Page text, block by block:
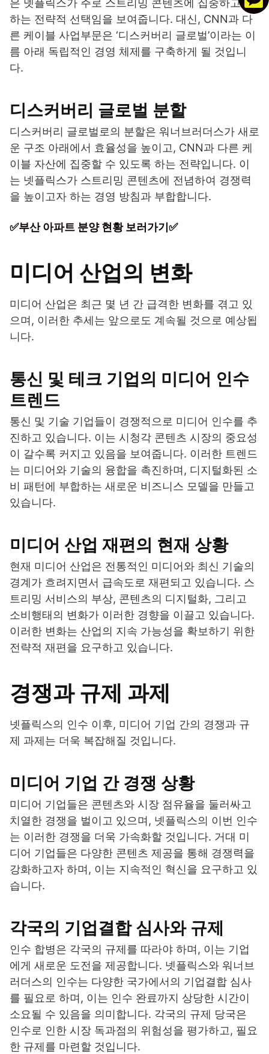
은 넷플릭스가 주로 스트리밍 콘텐츠에 집중하고자
하는 전략적 선택임을 보여줍니다. 대신, CNN과 다
른 케이블 사업부문은 ‘디스커버리 글로벌’이라는 이
름 아래 독립적인 경영 체제를 구축하게 될 것입니
다.
디스커버리 글로벌 분할
디스커버리 글로벌로의 분할은 워너브러더스가 새로
운 구조 아래에서 효율성을 높이고, CNN과 다른 케
이블 자산에 집중할 수 있도록 하는 전략입니다. 이
는 넷플릭스가 스트리밍 콘텐츠에 전념하여 경쟁력
을 높이고자 하는 경영 방침과 부합합니다.
✅부산 아파트 분양 현황 보러가기✅
미디어 산업의 변화
미디어 산업은 최근 몇 년 간 급격한 변화를 겪고 있
으며, 이러한 추세는 앞으로도 계속될 것으로 예상됩
니다.
통신 및 테크 기업의 미디어 인수
트렌드
통신 및 기술 기업들이 경쟁적으로 미디어 인수를 추
진하고 있습니다. 이는 시청각 콘텐츠 시장의 중요성
이 갈수록 커지고 있음을 보여줍니다. 이러한 트렌드
는 미디어와 기술의 융합을 촉진하며, 디지털화된 소
비 패턴에 부합하는 새로운 비즈니스 모델을 만들고
있습니다.
미디어 산업 재편의 현재 상황
현재 미디어 산업은 전통적인 미디어와 최신 기술의
경계가 흐려지면서 급속도로 재편되고 있습니다. 스
트리밍 서비스의 부상, 콘텐츠의 디지털화, 그리고
소비행태의 변화가 이러한 경향을 이끌고 있습니다.
이러한 변화는 산업의 지속 가능성을 확보하기 위한
전략적 재편을 요구하고 있습니다.
경쟁과 규제 과제
넷플릭스의 인수 이후, 미디어 기업 간의 경쟁과 규
제 과제는 더욱 복잡해질 것입니다.
미디어 기업 간 경쟁 상황
미디어 기업들은 콘텐츠와 시장 점유율을 둘러싸고
치열한 경쟁을 벌이고 있으며, 넷플릭스의 이번 인수
는 이러한 경쟁을 더욱 가속화할 것입니다. 거대 미
디어 기업들은 다양한 콘텐츠 제공을 통해 경쟁력을
강화하고자 하며, 이는 지속적인 혁신을 요구하고 있
습니다.
각국의 기업결합 심사와 규제
인수 합병은 각국의 규제를 따라야 하며, 이는 기업
에게 새로운 도전을 제공합니다. 넷플릭스와 워너브
러더스의 인수는 다양한 국가에서의 기업결합 심사
를 필요로 하며, 이는 인수 완료까지 상당한 시간이
소요될 수 있음을 의미합니다. 각국의 규제 당국은
인수로 인한 시장 독과점의 위험성을 평가하고, 필요
한 규제를 마련할 것입니다.